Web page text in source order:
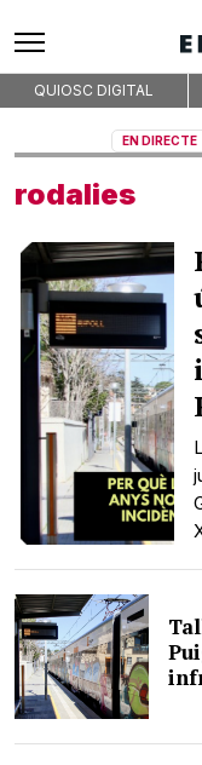
QUIOSC DIGITAL
EN DIRECTE
rodalies